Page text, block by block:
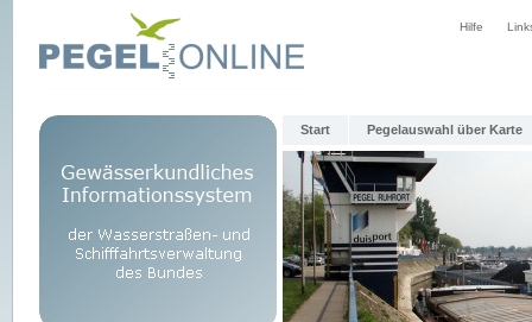
Hilfe
Start Pegelauswahl über Karte